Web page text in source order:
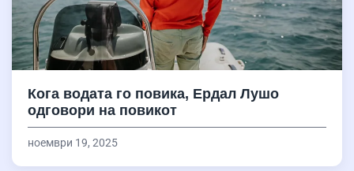
Кога водата го повика, Ердал Лушо
одговори на повикот
ноември 19, 2025